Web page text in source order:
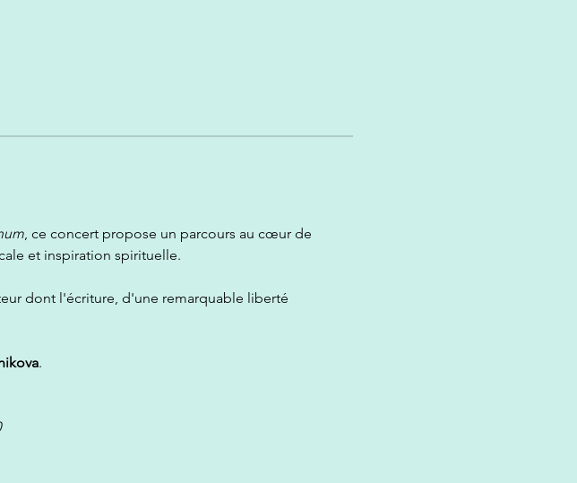
, ce concert propose un parcours au cœur de
et inspiration spirituelle.
dont l'écriture, d'une remarquable liberté
.